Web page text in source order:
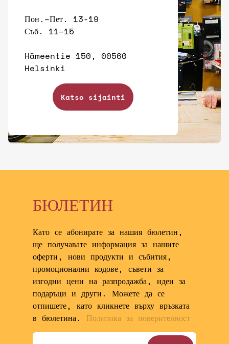
Пон.–Пет. 13-19
Съб. 11–15
Hämeentie 150, 00560
Helsinki
Katso sijainti
БЮЛЕТИН
Като се абонирате за нашия бюлетин,
ще получавате информация за нашите
оферти, нови продукти и събития,
промоционални кодове, съвети за
изгодни цени на разпродажба, идеи за
подаръци и други. Можете да се
отпишете, като кликнете върху връзката
в бюлетина. Политика за поверителност